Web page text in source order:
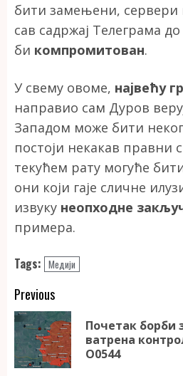
бити замењени,
сав садржај Телеграма
би компромитован.
У свему овоме, највећу
направио сам Дуров
Западом може бити неког
постоји некакав правни
текућем рату могуће
они који гаје сличне
извуку неопходне
примера.
Tags: Медији
Continue
Reading
Previous
Почетак борби
ватрена
О0544